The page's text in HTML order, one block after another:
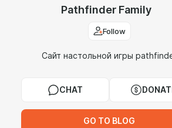
Pathfinder Family
Follow
Сайт настольной игры
CHAT
GO TO BLOG